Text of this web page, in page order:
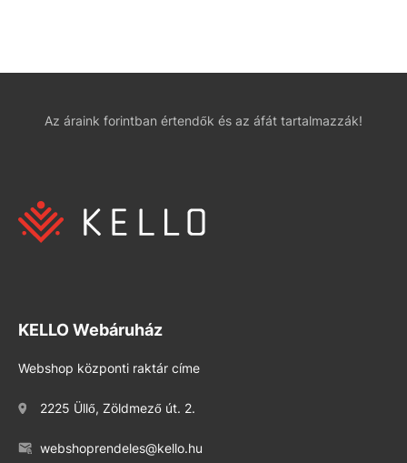
Az áraink forintban értendők és az áfát tartalmazzák!
KELLO Webáruház
Webshop központi raktár címe
2225 Üllő, Zöldmező út. 2.
webshoprendeles@kello.hu